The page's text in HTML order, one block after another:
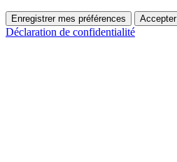
Enregistrer mes préférences Accepter
Déclaration de confidentialité